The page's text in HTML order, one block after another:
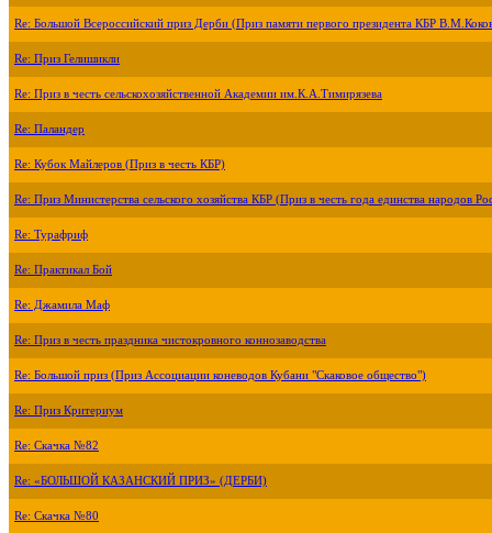
Re: Большой Всероссийский приз Дерби (Приз памяти первого президента КБР
Re: Приз Гелишикли
Re: Приз в честь сельскохозяйственной Академии им.К.А.Тимирязева
Re: Паландер
Re: Кубок Майлеров (Приз в честь КБР)
Re: Приз Министерства сельского хозяйства КБР (Приз в честь года единства народов
Re: Турафриф
Re: Практикал Бой
Re: Джамила Маф
Re: Приз в честь праздника чистокровного коннозаводства
Re: Большой приз (Приз Ассоциации коневодов Кубани "Скаковое общество")
Re: Приз Критериум
Re: Скачка №82
Re: «БОЛЬШОЙ КАЗАНСКИЙ ПРИЗ» (ДЕРБИ)
Re: Скачка №80